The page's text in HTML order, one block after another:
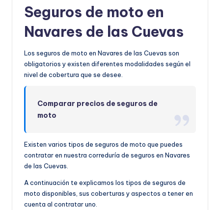
Seguros de moto en
Navares de las Cuevas
Los seguros de moto en Navares de las Cuevas son
obligatorios y existen diferentes modalidades según el
nivel de cobertura que se desee.
Comparar precios de seguros de
moto
Existen varios tipos de seguros de moto que puedes
contratar en nuestra correduría de seguros en Navares
de las Cuevas.
A continuación te explicamos los tipos de seguros de
moto disponibles, sus coberturas y aspectos a tener en
cuenta al contratar uno.